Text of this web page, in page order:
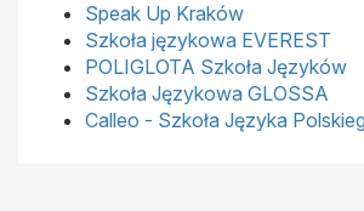
Speak Up Kraków
Szkoła językowa EVEREST
POLIGLOTA Szkoła Języków
Szkoła Językowa GLOSSA
Calleo - Szkoła Języka